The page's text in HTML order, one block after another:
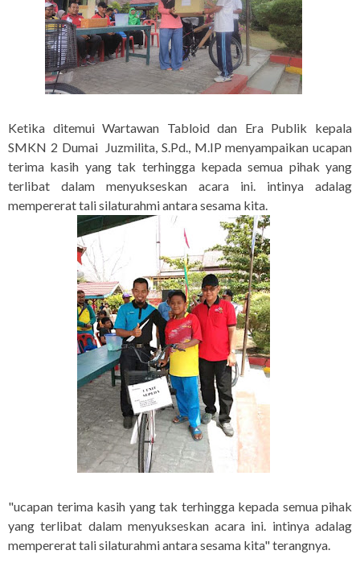
Ketika ditemui Wartawan Tabloid dan Era Publik kepala
SMKN 2 Dumai Juzmilita, S.Pd., M.IP menyampaikan ucapan
terima kasih yang tak terhingga kepada semua pihak yang
terlibat dalam menyukseskan acara ini. intinya adalag
mempererat tali silaturahmi antara sesama kita.
"ucapan terima kasih yang tak terhingga kepada semua pihak
yang terlibat dalam menyukseskan acara ini. intinya adalag
mempererat tali silaturahmi antara sesama kita" terangnya.